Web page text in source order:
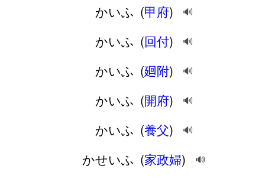
かいふ (甲府) 🔊
かいふ (回付) 🔊
かいふ (廻附) 🔊
かいふ (開府) 🔊
かいふ (養父) 🔊
かせいふ (家政婦) 🔊